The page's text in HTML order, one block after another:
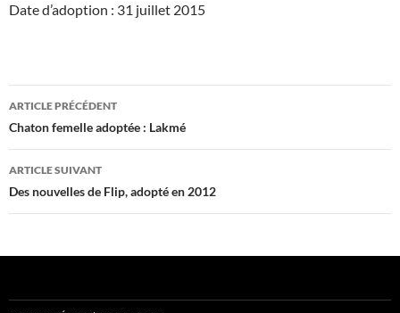
Date d’adoption : 31 juillet 2015
Navigation
des
articles
ARTICLE PRÉCÉDENT
Chaton femelle adoptée : Lakmé
ARTICLE SUIVANT
Des nouvelles de Flip, adopté en 2012